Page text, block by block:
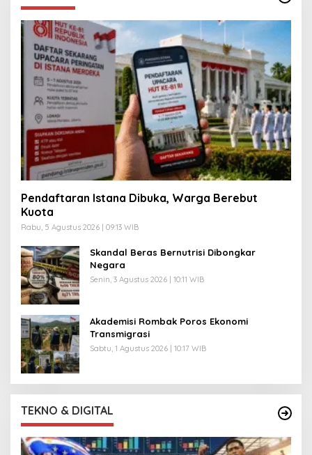
Pendaftaran Istana Dibuka, Warga Berebut
Kuota
Rabu, 5 Agustus 2026 | 09:13 WIB
Skandal Beras Bernutrisi Dibongkar
Negara
Senin, 3 Agustus 2026 | 10:11 WIB
Akademisi Rombak Poros Ekonomi
Transmigrasi
Sabtu, 1 Agustus 2026 | 10:17 WIB
TEKNO & DIGITAL